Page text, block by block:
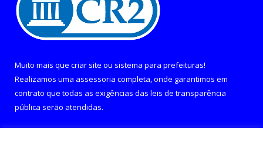
Muito mais que criar site ou sistema para prefeituras!
Realizamos uma assessoria completa, onde garantimos em
contrato que todas as exigências das leis de transparência
pública serão atendidas.